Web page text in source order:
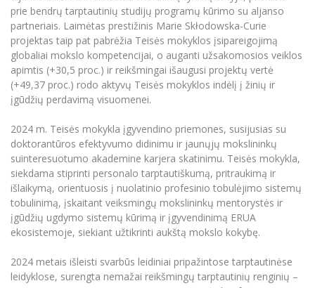
prie bendrų tarptautinių studijų programų kūrimo su aljanso
partneriais. Laimėtas prestižinis Marie Skłodowska-Curie
projektas taip pat pabrėžia Teisės mokyklos įsipareigojimą
globaliai mokslo kompetencijai, o auganti užsakomosios veiklos
apimtis (+30,5 proc.) ir reikšmingai išaugusi projektų vertė
(+49,37 proc.) rodo aktyvų Teisės mokyklos indėlį į žinių ir
įgūdžių perdavimą visuomenei.
2024 m. Teisės mokykla įgyvendino priemones, susijusias su
doktorantūros efektyvumo didinimu ir jaunųjų mokslininkų
suinteresuotumo akademine karjera skatinimu. Teisės mokykla,
siekdama stiprinti personalo tarptautiškumą, pritraukimą ir
išlaikymą, orientuosis į nuolatinio profesinio tobulėjimo sistemų
tobulinimą, įskaitant veiksmingų mokslininkų mentorystės ir
įgūdžių ugdymo sistemų kūrimą ir įgyvendinimą ERUA
ekosistemoje, siekiant užtikrinti aukštą mokslo kokybę.
2024 metais išleisti svarbūs leidiniai pripažintose tarptautinėse
leidyklose, surengta nemažai reikšmingų tarptautinių renginių –